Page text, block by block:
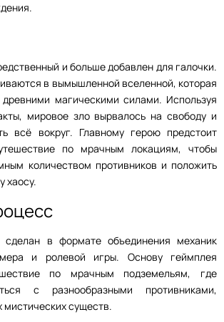
и больше добавлен для галочки.
в вымышленной вселенной, которая
магическими силами. Используя
мировое зло вырвалось на свободу и
всё вокруг. Главному герою предстоит
по мрачным локациям, чтобы
количеством противников и положить
хаосу.
сделан в формате объединения механик
и ролевой игры. Основу геймплея
по мрачным подземельям, где
с разнообразными противниками,
существ.